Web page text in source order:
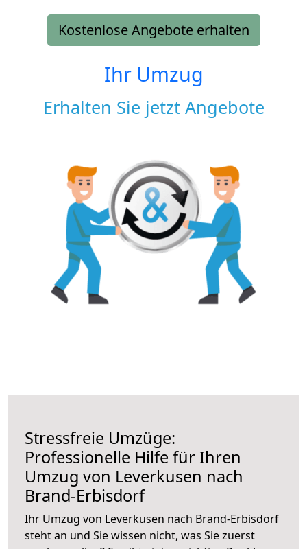
Kostenlose Angebote erhalten
Ihr Umzug
Erhalten Sie jetzt Angebote
Stressfreie Umzüge:
Professionelle Hilfe für Ihren
Umzug von Leverkusen nach
Brand-Erbisdorf
Ihr Umzug von Leverkusen nach Brand-Erbisdorf
steht an und Sie wissen nicht, was Sie zuerst